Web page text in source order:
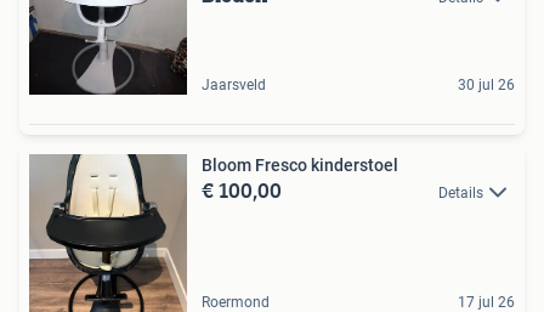
Jaarsveld 30 jul 26
Bloom Fresco kinderstoel
€ 100,00 Details
Roermond 17 jul 26